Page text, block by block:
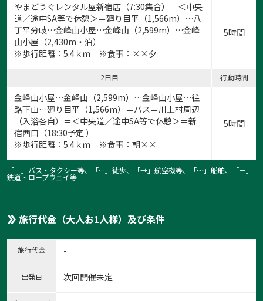
やまどうぐレンタル屋新宿店（7:30集合）＝＜中央
道／途中SA等で休憩＞＝廻り目平（1,566m）…八
丁平分岐…金峰山小屋…金峰山（2,599m）…金峰
山小屋（2,430m・泊）
※歩行距離：5.4ｋｍ ※食事：××夕
5時間
2日目 行動時間
金峰山小屋…金峰山（2,599m）…金峰山小屋…往
路下山…廻り目平（1,566m）＝バス＝川上村周辺
（入浴各自）＝＜中央道／途中SA等で休憩＞＝新
宿西口（18:30予定 ）
※歩行距離：5.4ｋｍ ※食事：朝××
5時間
「＝」バス・タクシー等、「…」徒歩、「→」航空機等、「〜」船舶、「－」
鉄道・ロープウェイ等
旅行代金（大人お1人様）及び条件
旅行代金 -
出発日 次回開催未定